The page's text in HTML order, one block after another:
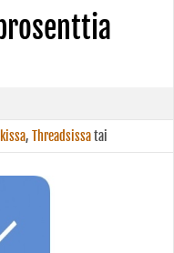
, Threadsissatai